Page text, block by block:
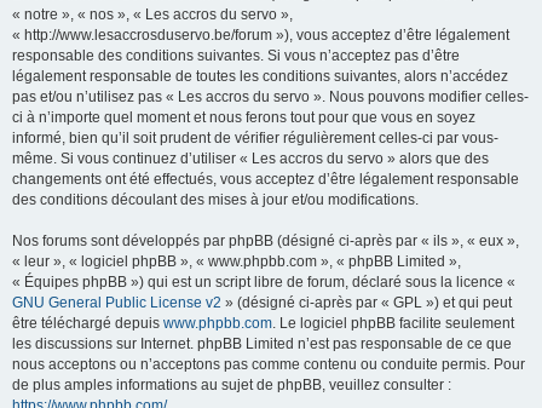
« notre », « nos », « Les accros du servo »,
« http://www.lesaccrosduservo.be/forum »), vous acceptez d’être légalement
responsable des conditions suivantes. Si vous n’acceptez pas d’être
légalement responsable de toutes les conditions suivantes, alors n’accédez
pas et/ou n’utilisez pas « Les accros du servo ». Nous pouvons modifier celles-
ci à n’importe quel moment et nous ferons tout pour que vous en soyez
informé, bien qu’il soit prudent de vérifier régulièrement celles-ci par vous-
même. Si vous continuez d’utiliser « Les accros du servo » alors que des
changements ont été effectués, vous acceptez d’être légalement responsable
des conditions découlant des mises à jour et/ou modifications.
Nos forums sont développés par phpBB (désigné ci-après par « ils », « eux »,
« leur », « logiciel phpBB », « www.phpbb.com », « phpBB Limited »,
« Équipes phpBB ») qui est un script libre de forum, déclaré sous la licence «
GNU General Public License v2 » (désigné ci-après par « GPL ») et qui peut
être téléchargé depuis www.phpbb.com. Le logiciel phpBB facilite seulement
les discussions sur Internet. phpBB Limited n’est pas responsable de ce que
nous acceptons ou n’acceptons pas comme contenu ou conduite permis. Pour
de plus amples informations au sujet de phpBB, veuillez consulter :